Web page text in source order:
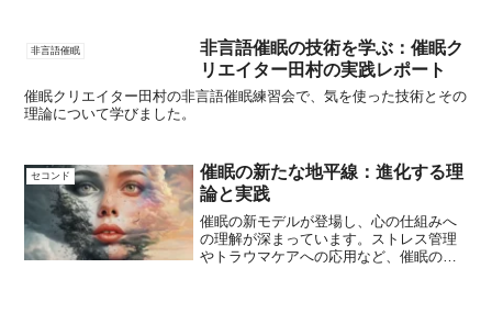
ュニケーション能力UP・記憶力UP・集
中力UP・速読能力UP...
非言語催眠
非言語催眠の技術を学ぶ：催眠ク
リエイター田村の実践レポート
催眠クリエイター田村の非言語催眠練習会で、気を使った技術とその
理論について学びました。
セコンド
催眠の新たな地平線：進化する理
論と実践
催眠の新モデルが登場し、心の仕組みへ
の理解が深まっています。ストレス管理
やトラウマケアへの応用など、催眠の可